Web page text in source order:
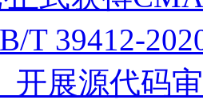
T 39412-
开展源代码